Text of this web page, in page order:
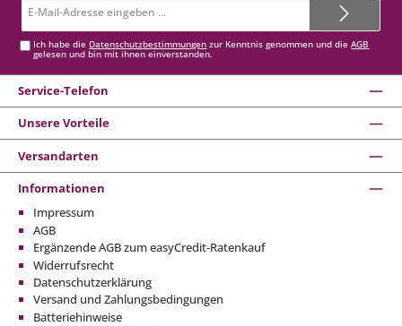
Mail-
Ich habe die Datenschutzbestimmungen zur Kenntnis genommen und dieAGB
gelesen und bin mit ihnen einverstanden.
Service-Telefon
Unsere Vorteile
Versandarten
Informationen
Impressum
AGB
Ergänzende AGB zum easyCredit-Ratenkauf
Widerrufsrecht
Datenschutzerklärung
Versand und Zahlungsbedingungen
Batteriehinweise